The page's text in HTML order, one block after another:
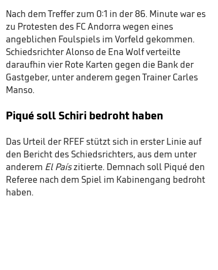
Nach dem Treffer zum 0:1 in der 86. Minute war es
zu Protesten des FC Andorra wegen eines
angeblichen Foulspiels im Vorfeld gekommen.
Schiedsrichter Alonso de Ena Wolf verteilte
daraufhin vier Rote Karten gegen die Bank der
Gastgeber, unter anderem gegen Trainer Carles
Manso.
Piqué soll Schiri bedroht haben
Das Urteil der RFEF stützt sich in erster Linie auf
den Bericht des Schiedsrichters, aus dem unter
anderem El Paíszitierte. Demnach soll Piqué den
Referee nach dem Spiel im Kabinengang bedroht
haben.